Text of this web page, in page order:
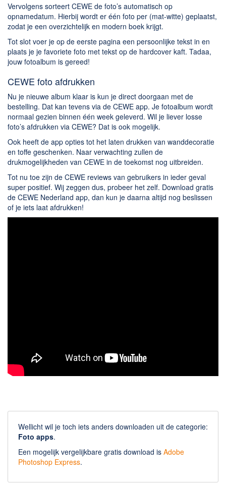
Vervolgens sorteert CEWE de foto’s automatisch op
opnamedatum. Hierbij wordt er één foto per (mat-witte) geplaatst,
zodat je een overzichtelijk en modern boek krijgt.
Tot slot voer je op de eerste pagina een persoonlijke tekst in en
plaats je je favoriete foto met tekst op de hardcover kaft. Tadaa,
jouw fotoalbum is gereed!
CEWE foto afdrukken
Nu je nieuwe album klaar is kun je direct doorgaan met de
bestelling. Dat kan tevens via de CEWE app. Je fotoalbum wordt
normaal gezien binnen één week geleverd. Wil je liever losse
foto’s afdrukken via CEWE? Dat is ook mogelijk.
Ook heeft de app opties tot het laten drukken van wanddecoratie
en toffe geschenken. Naar verwachting zullen de
drukmogelijkheden van CEWE in de toekomst nog uitbreiden.
Tot nu toe zijn de CEWE reviews van gebruikers in ieder geval
super positief. Wij zeggen dus, probeer het zelf. Download gratis
de CEWE Nederland app, dan kun je daarna altijd nog beslissen
of je iets laat afdrukken!
Wellicht wil je toch iets anders downloaden uit de categorie:
Foto apps.
Een mogelijk vergelijkbare gratis download is Adobe
Photoshop Express.